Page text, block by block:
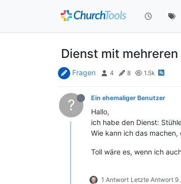
Dienst mit mehreren
Fragen 4 8 1.5k
? Ein ehemaliger Benutzer
Hallo,
ich habe den Dienst:
Wie kann ich das
Toll wäre es, wenn ich
1 Antwort Letzte Antwort